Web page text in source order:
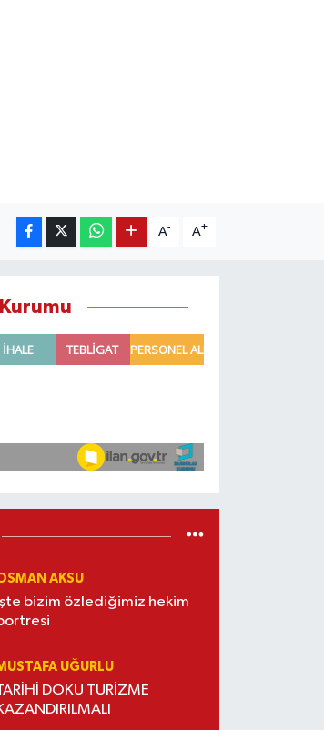
A- A+
Kurumu
AKSU
İşte bizim özlediğimiz hekim
UĞURLU
DOKU TURİZME